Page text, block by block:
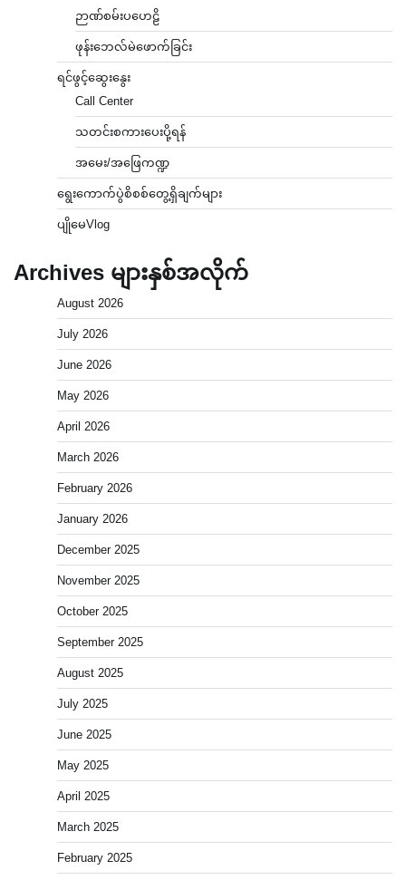
ဉာဏ်စမ်းပဟေဠိ
ဖုန်းဘေလ်မဲဖောက်ခြင်း
ရင်ဖွင့်ဆွေးနွေး
Call Center
သတင်းစကားပေးပို့ရန်
အမေး/အဖြေကဏ္ဍ
ရွေးကောက်ပွဲစိစစ်တွေ့ရှိချက်များ
ပျိုမေVlog
Archives များနှစ်အလိုက်
August 2026
July 2026
June 2026
May 2026
April 2026
March 2026
February 2026
January 2026
December 2025
November 2025
October 2025
September 2025
August 2025
July 2025
June 2025
May 2025
April 2025
March 2025
February 2025